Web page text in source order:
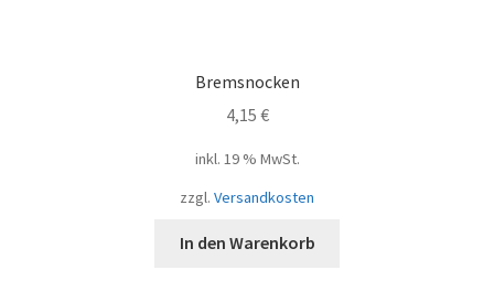
Bremsnocken
4,15 €
inkl. 19 % MwSt.
zzgl. Versandkosten
In den Warenkorb